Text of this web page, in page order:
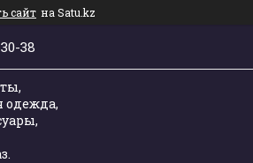
сайт на Satu.kz
38
одежда,